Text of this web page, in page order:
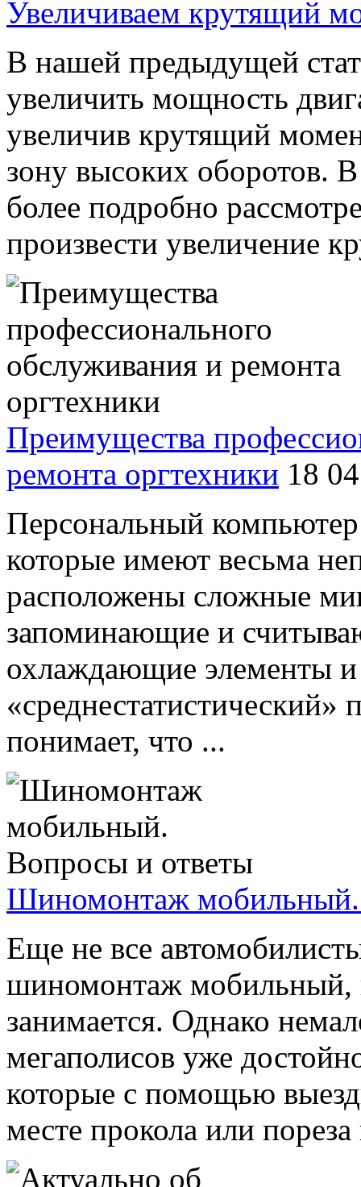
Увеличиваем крутящий
В нашей предыдущей
увеличить мощность
увеличив крутящий
зону высоких оборотов.
более подробно
произвести увеличение
Преимущества
ремонта оргтехники 18
Персональный
которые имеют весьма
расположены сложные
запоминающие и
охлаждающие элементы
«среднестатистический»
понимает, что ...
Шиномонтаж
Еще не все
шиномонтаж мобильный,
занимается. Однако
мегаполисов уже
которые с помощью
месте прокола или